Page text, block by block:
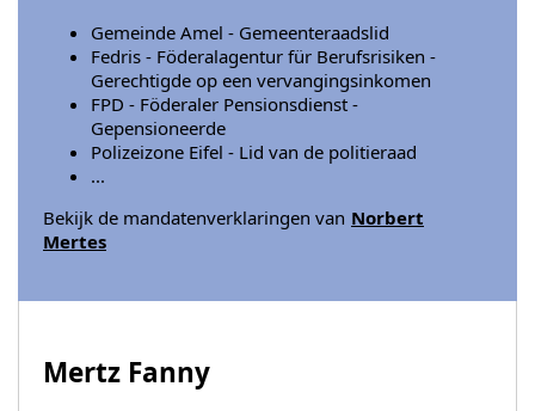
Gemeinde Amel - Gemeenteraadslid
Fedris - Föderalagentur für Berufsrisiken -
Gerechtigde op een vervangingsinkomen
FPD - Föderaler Pensionsdienst -
Gepensioneerde
Polizeizone Eifel - Lid van de politieraad
...
Bekijk de mandatenverklaringen van Norbert
Mertes
Mertz Fanny